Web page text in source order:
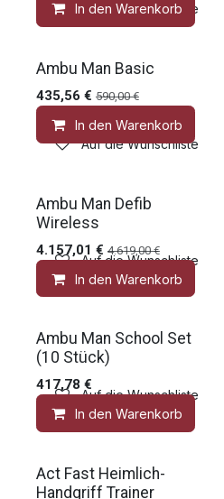
Auf die Wunschliste
In den Warenkorb
Auf die Wunschliste
Gratis Zubehör
Ambu Man Basic
435,56 € 590,00€
In den Warenkorb
Auf die Wunschliste
Gratis Zubehör
Ambu Man Defib
Wireless
4.157,01 € 4.619,00€
In den Warenkorb
Auf die Wunschliste
Gratis Zubehör
Ambu Man School Set
(10 Stück)
417,78 €
In den Warenkorb
Act Fast Heimlich-
Handgriff Trainer